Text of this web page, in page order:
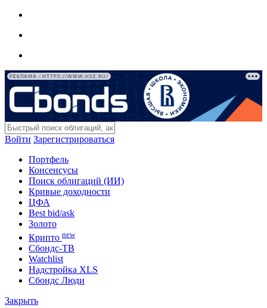
РЕКЛАМА • HTTPS://WWW.HSE.RU/
Войти Зарегистрироваться
Портфель
Консенсусы
Поиск облигаций (ИИ)
Кривые доходности
ЦФА
Best bid/ask
Золото
Крипто new
Сбондс-ТВ
Watchlist
Надстройка XLS
Сбондс Люди
Закрыть